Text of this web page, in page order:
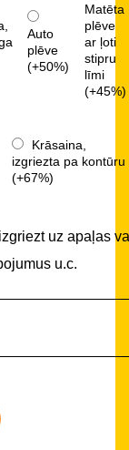
Auto
plēve
(+50%)
Matēta
plēve
ar ļoti
stipru
līmi
(+45%)
Krāsaina,
izgriezta pa kontūru
(+67%)
uz apaļas
u.c.